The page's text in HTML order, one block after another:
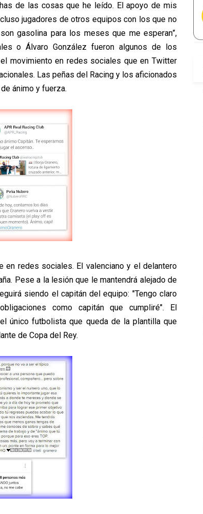
de las cosas que he leído. El apoyo de mis
jugadores de otros equipos con los que no
gasolina para los meses que me esperan”,
o Álvaro González fueron algunos de los
movimiento en redes sociales que en Twitter
Las peñas del Racing y los aficionados
ánimo y fuerza.
en redes sociales. El valenciano y el delantero
Pese a la lesión que le mantendrá alejado de
siendo el capitán del equipo: "Tengo claro
como capitán que cumpliré". El
único futbolista que queda de la plantilla que
de Copa del Rey.